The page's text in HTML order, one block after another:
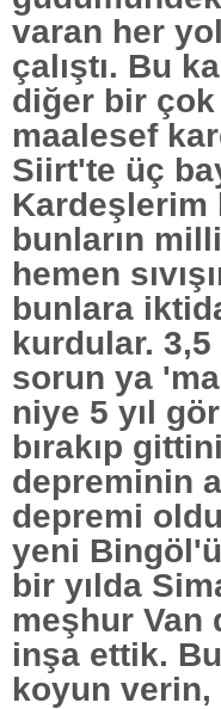
varan her
çalıştı. Bu
diğer bir çok
maalesef
Siirt'te üç
bunların
hemen
bunlara
kurdular. 3,5
sorun ya
niye 5 yıl
bırakıp
depreminin
depremi
yeni
bir yılda
meşhur Van
inşa ettik.
koyun